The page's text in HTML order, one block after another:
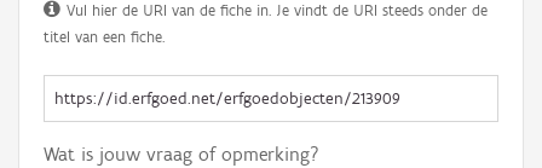
Vul hier de URI van de fiche in. Je vindt de URI steeds onder de
titel van een fiche.
Wat is jouw vraag of opmerking?